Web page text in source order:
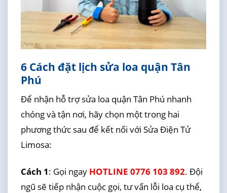
6 Cách đặt lịch sửa loa quận Tân
Phú
Để nhận hỗ trợ sửa loa quận Tân Phú nhanh
chóng và tận nơi, hãy chọn một trong hai
phương thức sau để kết nối với Sửa Điện Tử
Limosa:
Cách 1: Gọi ngay HOTLINE 0776 103 892. Đội
ngũ sẽ tiếp nhận cuộc gọi, tư vấn lỗi loa cụ thể,